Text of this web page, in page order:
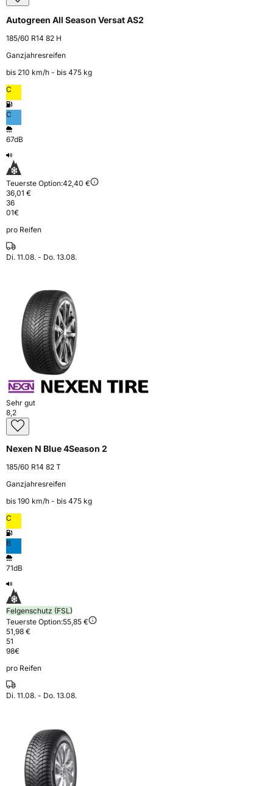
Autogreen All Season Versat AS2
185/60 R14 82 H
Ganzjahresreifen
bis 210 km⁠/⁠h - bis 475 kg
C
C
67dB
Teuerste Option:42,40 €
36,01 €
36
01€
pro Reifen
Di. 11.08. - Do. 13.08.
Sehr gut
8,2
Nexen N Blue 4Season 2
185/60 R14 82 T
Ganzjahresreifen
bis 190 km⁠/⁠h - bis 475 kg
C
B
71dB
Felgenschutz (FSL)
Teuerste Option:55,85 €
51,98 €
51
98€
pro Reifen
Di. 11.08. - Do. 13.08.